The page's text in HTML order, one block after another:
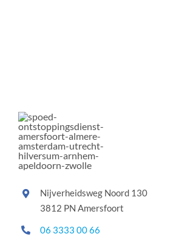
Nijverheidsweg Noord 130
3812 PN Amersfoort
06 3333 00 66